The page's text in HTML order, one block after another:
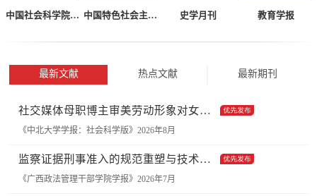
中国社会科学院大
学学报
中国特色社会主义
研究
史学月刊 教育学报
最新文献 热点文献 最新期刊
社交媒体母职博主审美劳动形象对女性生育意愿的影响
《中北大学学报：社会科学版》2026年8月
监察证据刑事准入的规范重塑与技术治理
《广西政法管理干部学院学报》2026年7月